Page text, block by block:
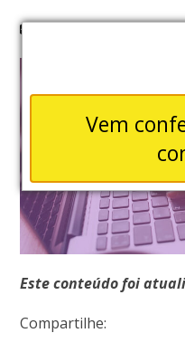
Vem
Este conteúdo foi
Compartilhe: